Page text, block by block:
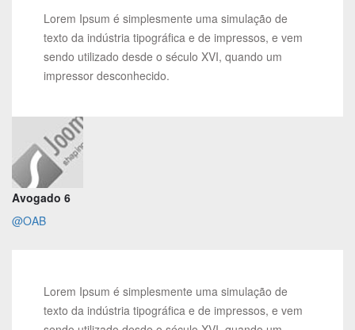
Lorem Ipsum é simplesmente uma simulação de
texto da indústria tipográfica e de impressos, e vem
sendo utilizado desde o século XVI, quando um
impressor desconhecido.
Avogado 6
@OAB
Lorem Ipsum é simplesmente uma simulação de
texto da indústria tipográfica e de impressos, e vem